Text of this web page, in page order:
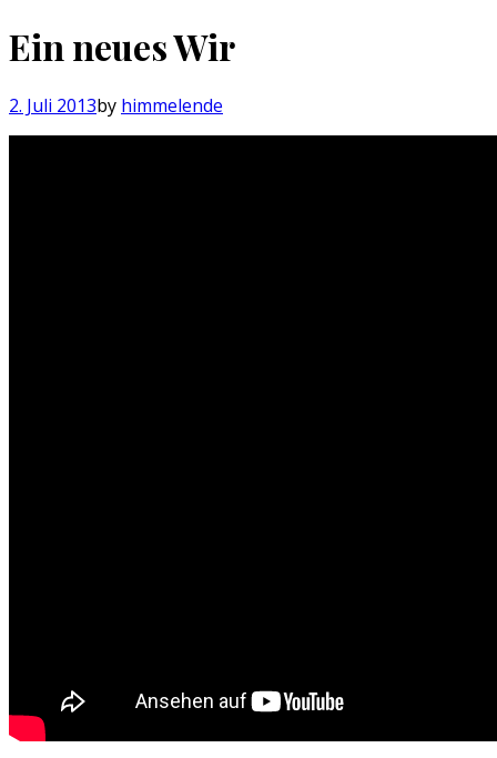
Ein neues Wir
2. Juli 2013by himmelende